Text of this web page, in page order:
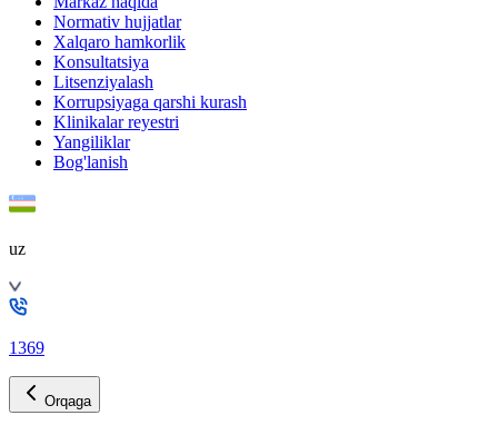
Normativ hujjatlar
Xalqaro hamkorlik
Konsultatsiya
Litsenziyalash
Korrupsiyaga qarshi kurash
Klinikalar reyestri
Yangiliklar
Bog'lanish
uz
1369
Orqaga